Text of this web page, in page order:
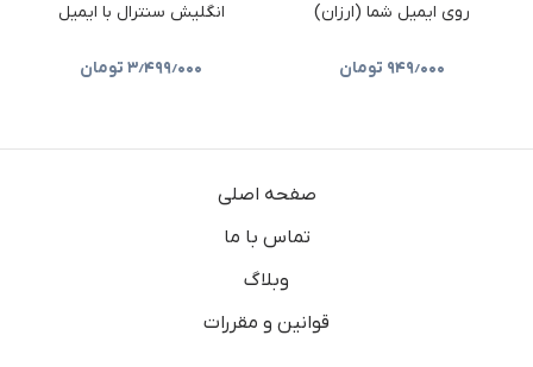
روی ایمیل شما (ارزان)
۹۴۹٫۰۰۰ تومان
انگلیش سنترال با ایمیل
۳٫۴۹۹٫۰۰۰ تومان
صفحه اصلی
تماس با ما
وبلاگ
قوانین و مقررات